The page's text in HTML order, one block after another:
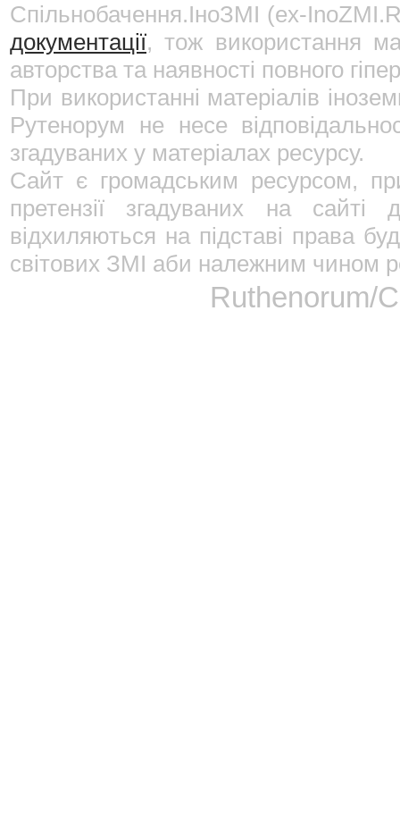
Спільнобачення.ІноЗМІ (ex-
документації, тож використання
авторства та наявності повного
При використанні матеріалів
Рутенорум не несе
згадуваних у матеріалах ресурсу.
Сайт є громадським ресурсом,
претензії згадуваних на сайті
відхиляються на підставі права
світових ЗМІ аби належним чином
Ruthenorum/